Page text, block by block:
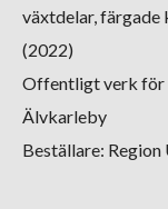
växtdelar, färgade
(2022)
Offentligt verk för
Älvkarleby
Beställare: Region